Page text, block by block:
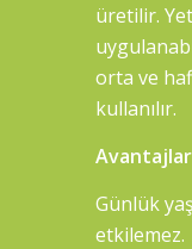
üretilir.
orta ve
kullanılır.
Günlük
etkilemez.